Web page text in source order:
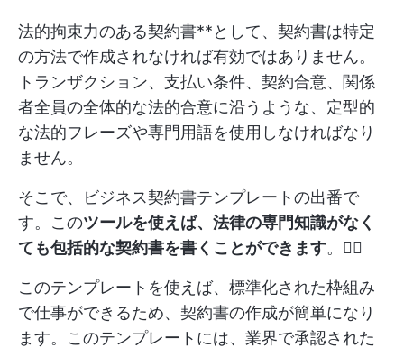
法的拘束力のある契約書**として、契約書は特定
の方法で作成されなければ有効ではありません。
トランザクション、支払い条件、契約合意、関係
者全員の全体的な法的合意に沿うような、定型的
な法的フレーズや専門用語を使用しなければなり
ません。
そこで、ビジネス契約書テンプレートの出番で
す。このツールを使えば、法律の専門知識がなく
ても包括的な契約書を書くことができます。🧑‍⚖️
このテンプレートを使えば、標準化された枠組み
で仕事ができるため、契約書の作成が簡単になり
ます。このテンプレートには、業界で承認された